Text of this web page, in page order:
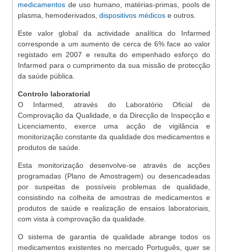
medicamentos de uso humano, matérias-primas, pools de
plasma, hemoderivados, dispositivos médicos e outros.
Este valor global da actividade analítica do Infarmed
corresponde a um aumento de cerca de 6% face ao valor
registado em 2007 e resulta do empenhado esforço do
Infarmed para o cumprimento da sua missão de protecção
da saúde pública.
Controlo laboratorial
O Infarmed, através do Laboratório Oficial de
Comprovação da Qualidade, e da Direcção de Inspecção e
Licenciamento, exerce uma acção de vigilância e
monitorização constante da qualidade dos medicamentos e
produtos de saúde.
Esta monitorização desenvolve-se através de acções
programadas (Plano de Amostragem) ou desencadeadas
por suspeitas de possíveis problemas de qualidade,
consistindo na colheita de amostras de medicamentos e
produtos de saúde e realização de ensaios laboratoriais,
com vista à comprovação da qualidade.
O sistema de garantia de qualidade abrange todos os
medicamentos existentes no mercado Português, quer se